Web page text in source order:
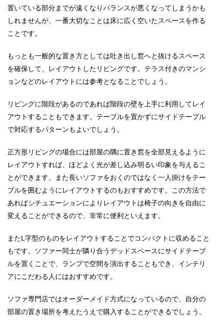
置いている部分までが遠くなりバランスが悪くなってしまうかも
しれませんが、一番大切なことは床に広く空いたスペースを作る
ことです。
もっとも一般的な置き方としては吐き出し窓へと抜けるスペース
を確保して、レイアウトしたリビングです。テラス付きのマンシ
ョンなどのレイアウトには参考となることでしょう。
リビングに階段があるのであれば階段の壁を上手に利用してレイ
アウトすることもできます。テーブルを置かずにサイドテーブル
で対応するパターンもよいでしょう。
正方形リビングの場合には部屋の隅に置き窓を全部見えるように
レイアウトすれば、ほどよく光が差し込み明るい印象を与えるこ
とができます。また長いソファをおくのではなく一人掛けをテー
ブルを囲むようにレイアウトするのもおすすめです。この方法で
あればシチュエーションによりレイアウトは椅子の向きを自由に
変えることができるので、非常に便利といえます。
またL字型のものをレイアウトすることでコンパクトに収めること
もです。ソファー同士が隣り合うデッドスペースにサイドテーブ
ルを置くことで、ランプで空間を演出することもでき、インテリ
アにこだわる人にはおすすめです。
ソファ専門店ではオーダーメイド方式になっているので、自分の
部屋の置き場所を考えたうえで購入することができるでしょう。